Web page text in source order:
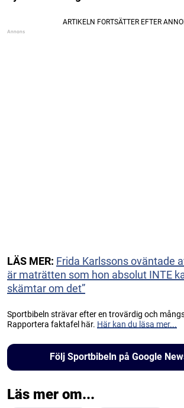
LÄS MER: Frida Karlssons oväntade
är maträtten som hon absolut INTE
skämtar om det”
Sportbibeln strävar efter en trovärdig och
Rapportera faktafel här. Här kan du läsa mer...
Följ Sportbibeln på Google
Läs mer om...